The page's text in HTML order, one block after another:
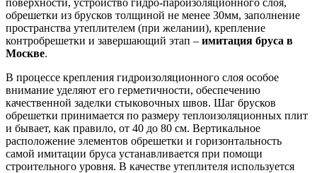
поверхности, устройство гидро-пароизоляционного слоя,
обрешетки из брусков толщиной не менее 30мм, заполнение
пространства утеплителем (при желании), крепление
контробрешетки и завершающий этап – имитация бруса в
Москве.
В процессе крепления гидроизоляционного слоя особое
внимание уделяют его герметичности, обеспечению
качественной заделки стыковочных швов. Шаг брусков
обрешетки принимается по размеру теплоизоляционных плит
и бывает, как правило, от 40 до 80 см. Вертикальное
расположение элементов обрешетки и горизонтальность
самой имитации бруса устанавливается при помощи
строительного уровня. В качестве утеплителя используется